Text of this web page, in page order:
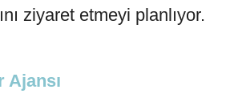
ziyaret etmeyi planlıyor.
Ajansı